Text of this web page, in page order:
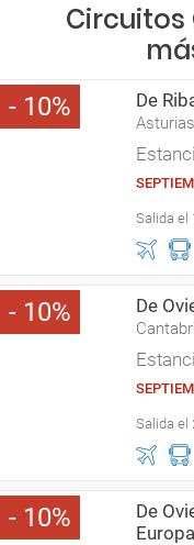
Circuitos
10 De
Salida el
10 De
Salida el
10
De
Europa